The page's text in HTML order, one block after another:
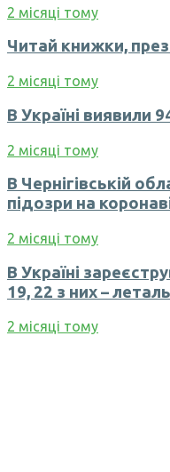
2 місяці тому
Читай книжки,
2 місяці тому
В Україні виявили
2 місяці тому
В Чернігівській
підозри на
2 місяці тому
В Україні
19, 22 з них –
2 місяці тому